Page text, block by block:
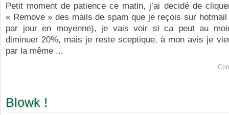
Petit moment de patience ce matin, j’ai decidé de
« Remove » des mails de spam que je reçois sur hotmail
par jour en moyenne), je vais voir si ca peut au
diminuer 20%, mais je reste sceptique, à mon avis je
par la même ...
Blowk !